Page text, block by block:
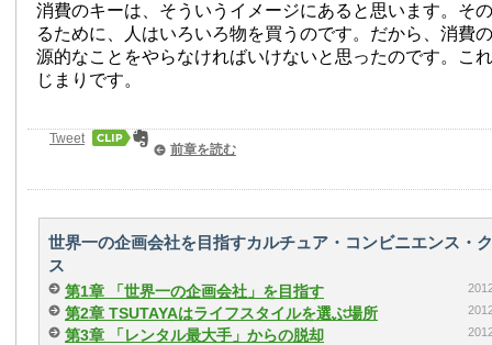
消費のキーは、そういうイメージにあると思います。そ
るために、人はいろいろ物を買うのです。だから、消費
源的なことをやらなければいけないと思ったのです。こ
じまりです。
Tweet
前章を読む
世界一の企画会社を目指すカルチュア・コンビニエンス・
ス
第1章 「世界一の企画会社」を目指す
第2章 TSUTAYAはライフスタイルを選ぶ場所
第3章 「レンタル最大手」からの脱却